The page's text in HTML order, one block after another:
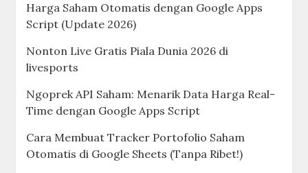
Harga Saham Otomatis dengan Google Apps
Script (Update 2026)
Nonton Live Gratis Piala Dunia 2026 di
livesports
Ngoprek API Saham: Menarik Data Harga Real-
Time dengan Google Apps Script
Cara Membuat Tracker Portofolio Saham
Otomatis di Google Sheets (Tanpa Ribet!)